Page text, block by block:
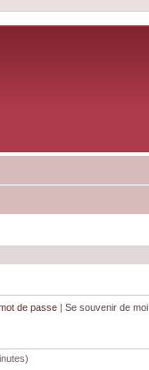
de passe Se souvenir de moi